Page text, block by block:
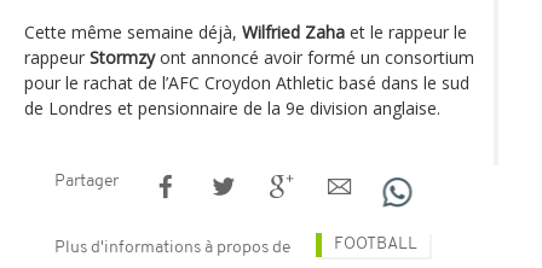
Cette même semaine déjà, Wilfried Zaha et le rappeur le
rappeur Stormzyont annoncé avoir formé un consortium
pour le rachat de l’AFC Croydon Athletic basé dans le sud
de Londres et pensionnaire de la 9e division anglaise.
Partager
Plus d'informations à propos de FOOTBALL